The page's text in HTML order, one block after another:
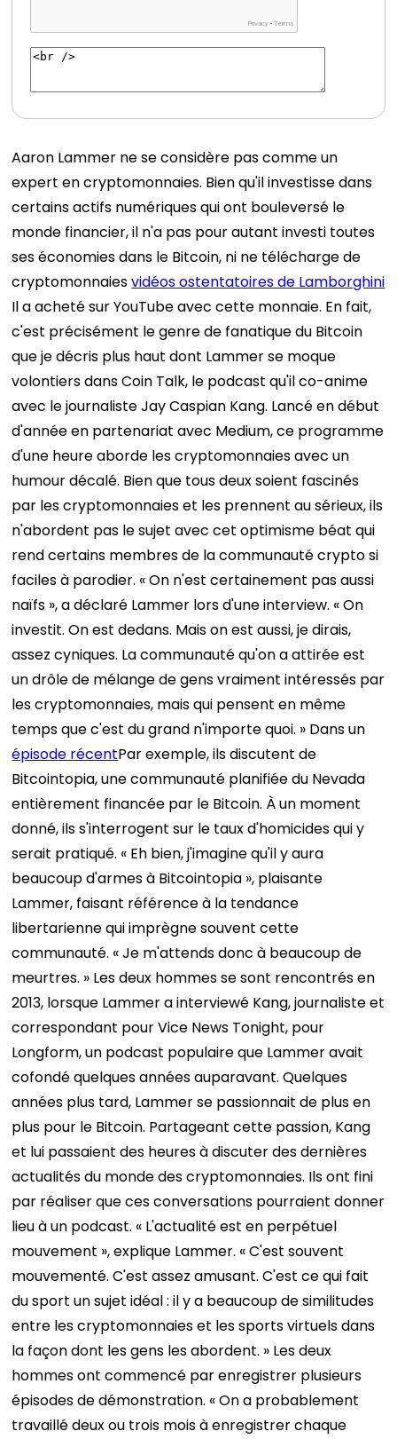
Aaron Lammer ne se considère pas comme un
expert en cryptomonnaies. Bien qu'il investisse dans
certains actifs numériques qui ont bouleversé le
monde financier, il n'a pas pour autant investi toutes
ses économies dans le Bitcoin, ni ne télécharge de
cryptomonnaiesvidéos ostentatoires de Lamborghini
Il a acheté sur YouTube avec cette monnaie. En fait,
c'est précisément le genre de fanatique du Bitcoin
que je décris plus haut dont Lammer se moque
volontiers dans Coin Talk, le podcast qu'il co-anime
avec le journaliste Jay Caspian Kang. Lancé en début
d'année en partenariat avec Medium, ce programme
d'une heure aborde les cryptomonnaies avec un
humour décalé. Bien que tous deux soient fascinés
par les cryptomonnaies et les prennent au sérieux, ils
n'abordent pas le sujet avec cet optimisme béat qui
rend certains membres de la communauté crypto si
faciles à parodier. « On n'est certainement pas aussi
naïfs », a déclaré Lammer lors d'une interview. « On
investit. On est dedans. Mais on est aussi, je dirais,
assez cyniques. La communauté qu'on a attirée est
un drôle de mélange de gens vraiment intéressés par
les cryptomonnaies, mais qui pensent en même
temps que c'est du grand n'importe quoi. » Dans un
épisode récentPar exemple, ils discutent de
Bitcointopia, une communauté planifiée du Nevada
entièrement financée par le Bitcoin. À un moment
donné, ils s'interrogent sur le taux d'homicides qui y
serait pratiqué. « Eh bien, j'imagine qu'il y aura
beaucoup d'armes à Bitcointopia », plaisante
Lammer, faisant référence à la tendance
libertarienne qui imprègne souvent cette
communauté. « Je m'attends donc à beaucoup de
meurtres. » Les deux hommes se sont rencontrés en
2013, lorsque Lammer a interviewé Kang, journaliste et
correspondant pour Vice News Tonight, pour
Longform, un podcast populaire que Lammer avait
cofondé quelques années auparavant. Quelques
années plus tard, Lammer se passionnait de plus en
plus pour le Bitcoin. Partageant cette passion, Kang
et lui passaient des heures à discuter des dernières
actualités du monde des cryptomonnaies. Ils ont fini
par réaliser que ces conversations pourraient donner
lieu à un podcast. « L'actualité est en perpétuel
mouvement », explique Lammer. « C'est souvent
mouvementé. C'est assez amusant. C'est ce qui fait
du sport un sujet idéal : il y a beaucoup de similitudes
entre les cryptomonnaies et les sports virtuels dans
la façon dont les gens les abordent. » Les deux
hommes ont commencé par enregistrer plusieurs
épisodes de démonstration. « On a probablement
travaillé deux ou trois mois à enregistrer chaque